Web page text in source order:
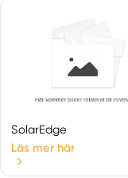
SolarEdge
Läs mer här